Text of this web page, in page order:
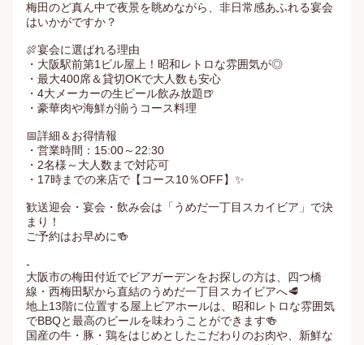
梅田のど真ん中で夜景を眺めながら、非日常感あふれる宴会
はいかがですか？
🍖宴会に選ばれる理由
・大阪駅前第1ビル屋上！昭和レトロな雰囲気が◎
・最大400席＆貸切OKで大人数も安心
・4大メーカーの生ビール飲み放題🍺
・豪華肉や海鮮が揃うコース料理
📅詳細＆お得情報
・営業時間：15:00～22:30
・2名様～大人数まで対応可
・17時までの来店で【コース10％OFF】✨
歓送迎会・宴会・飲み会は「うめだ一丁目スカイビア」で決
まり！
ご予約はお早めに🍻
-
大阪市の梅田付近でビアガーデンをお探しの方は、四つ橋
線・西梅田駅から直結のうめだ一丁目スカイビアへ🥩
地上13階に位置する屋上ビアホールは、昭和レトロな雰囲気
でBBQと最高のビールを味わうことができます🍻
国産の牛・豚・鶏をはじめとしたこだわりのお肉や、新鮮な